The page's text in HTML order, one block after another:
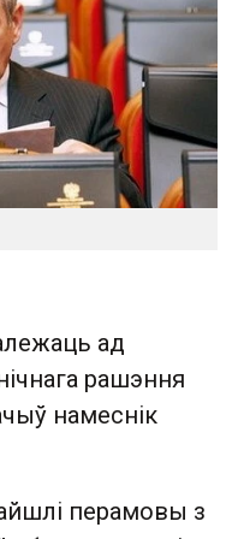
ад
рашэння
намеснік
перамовы з